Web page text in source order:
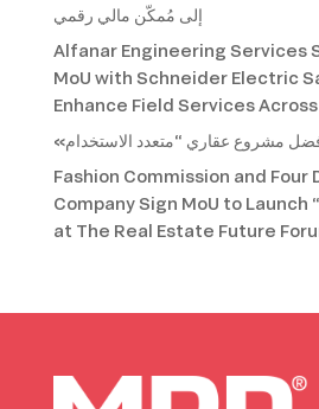
إلى مُمكّن مالي رقمي
Alfanar Engineering Services
MoU with Schneider Electric
Enhance Field Services
Fashion Commission and Four
Company Sign MoU to Launch
at The Real Estate Future